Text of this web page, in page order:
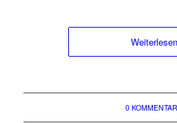
Weiterlesen
0